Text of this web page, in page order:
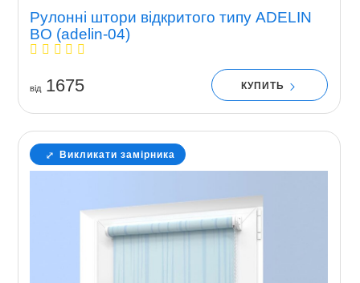
Рулонні штори відкритого типу ADELIN
BO (adelin-04)
вiд1675 КУПИТЬ
Викликати замірника